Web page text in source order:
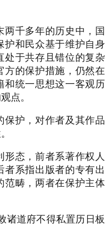
千多年的历史中，国
护和民众基于维护自身
处于共存且错位的复杂
方的保护措施，仍然在
和统一思想这一客观历
点。
保护，对作者及其作品
态，前者系著作权人
者系指出版者的专有出
范畴，两者在保护主体
诸道府不得私置历日板